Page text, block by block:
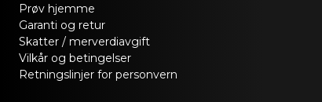
Prøv hjemme
Garanti og retur
Skatter / merverdiavgift
Vilkår og betingelser
Retningslinjer for personvern